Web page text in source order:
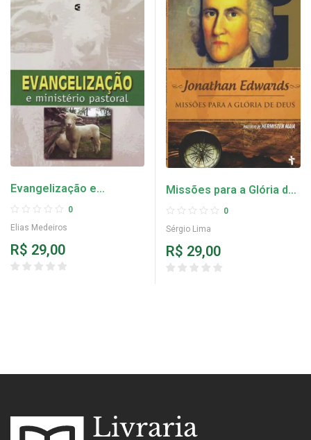
Evangelização e
Ministério Pastoral –
Elias Medeiros
0
Elias Medeiros
R$ 29,00
Missões para a Glória de
Deus – Sérgio Lima
0
Sérgio Lima
R$ 29,00